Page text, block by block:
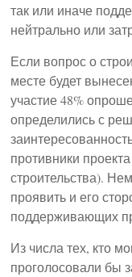
так или иначе
нейтрально или
Если вопрос о
месте будет
участие 48%
определились с
противники
строительства).
проявить и его
поддерживающих
Из числа тех, кто
проголосовали бы